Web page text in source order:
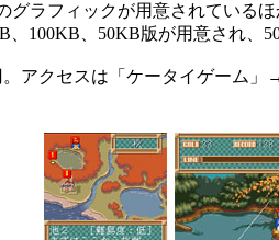
グラフィックが用意されている
100KB、50KB版が用意され、
アクセスは「ケータイゲーム」